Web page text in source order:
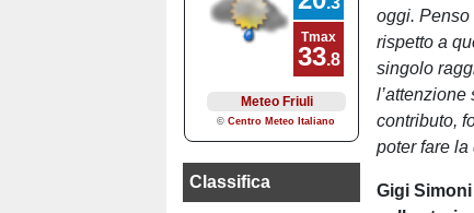
Classifica
oggi.
rispetto a
singolo
contributo,
poter fare la
Gigi